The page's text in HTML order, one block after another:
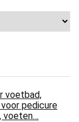
voetbad,
pedicure
voeten…